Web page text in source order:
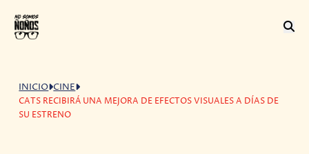
INICIO CINE
CATS RECIBIRÁ UNA MEJORA DE EFECTOS VISUALES A DÍAS DE
SU ESTRENO